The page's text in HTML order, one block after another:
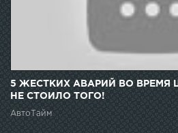
5 ЖЕСТКИХ АВАРИЙ ВО ВРЕМЯ
НЕ СТОИЛО ТОГО!
АвтоТайм